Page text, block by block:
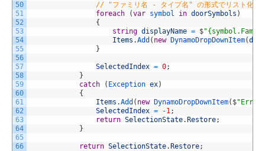
50
51
52
53
54
55
56
57
58
59
60
61
62
63
64
65
66
// "ファミリ名 - タイプ名" の形式でリスト化
foreach
(var symbol in doorSymbols )
{
string displayName = $
Items .Add ( new DynamoDropDownItem(
}
SelectedIndex = 0;
}
catch
( Exception ex)
{
Items .Add ( new DynamoDropDownItem( $
SelectedIndex = -1;
return SelectionState. Restore;
}
return SelectionState. Restore;